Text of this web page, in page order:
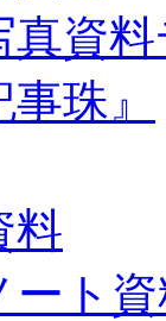
真資
珠』
料
ート